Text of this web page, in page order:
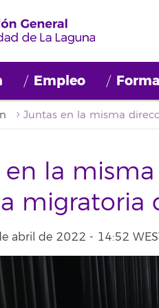
Empleo
en la
migratoria
abril de 2022 - 14:52